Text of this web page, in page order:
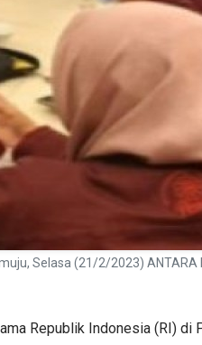
Selasa (21/2/2023) ANTARA
Republik Indonesia (RI) di